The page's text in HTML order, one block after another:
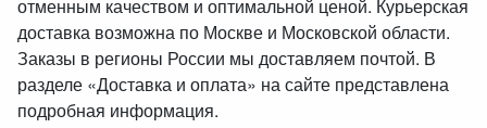
отменным качеством и оптимальной ценой. Курьерская
доставка возможна по Москве и Московской области.
Заказы в регионы России мы доставляем почтой. В
разделе «Доставка и оплата» на сайте представлена
подробная информация.